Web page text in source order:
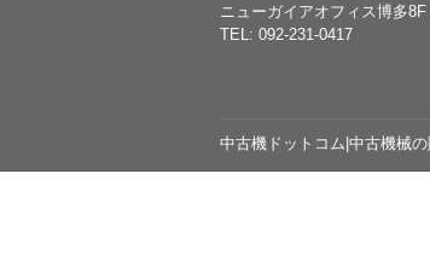
ニューガイアオフィス博多8F
TEL: 092-231-0417
中古機ドットコム|中古機械